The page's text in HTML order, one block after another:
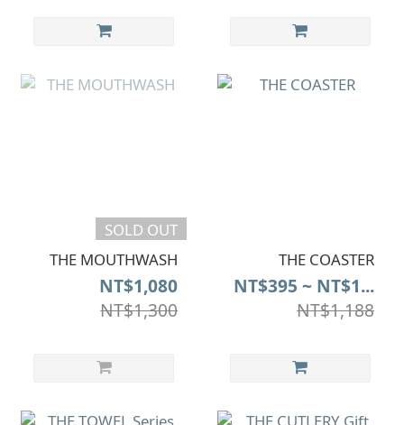
SOLD OUT
THE MOUTHWASH
NT$1,080
NT$1,300
THE COASTER
NT$395 ~ NT$1...
NT$1,188